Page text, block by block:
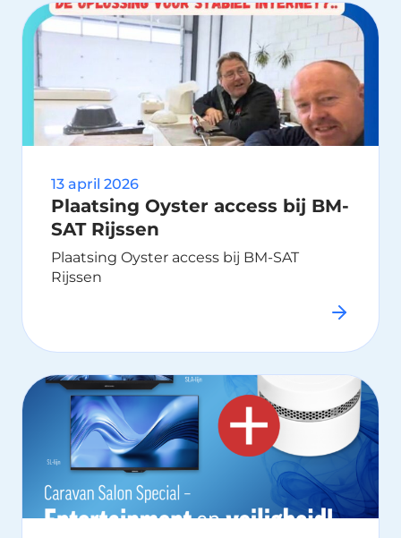
13 april 2026
Plaatsing Oyster access bij BM-
SAT Rijssen
Plaatsing Oyster access bij BM-SAT
Rijssen